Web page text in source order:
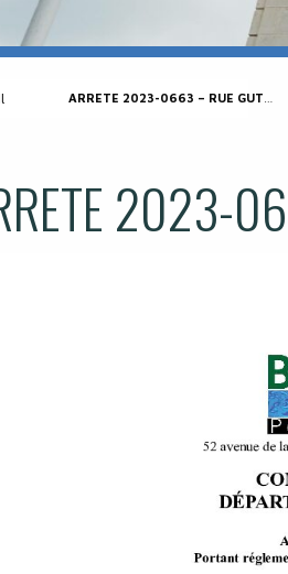
ARRETE 2023-0663 – RUE GUTENBERG
2023-